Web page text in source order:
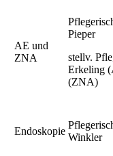
AE und
ZNA
Pieper
stellv.
Erkeling
(ZNA)
Endoskopie
Winkler